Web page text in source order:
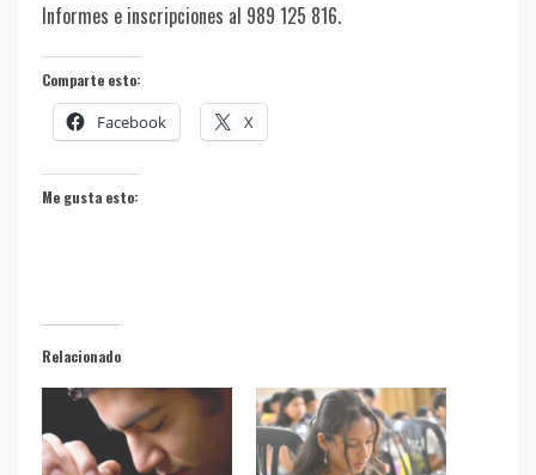
Informes e inscripciones al 989 125 816.
Comparte esto:
Facebook X
Me gusta esto:
Relacionado